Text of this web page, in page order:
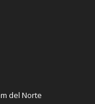
del Norte